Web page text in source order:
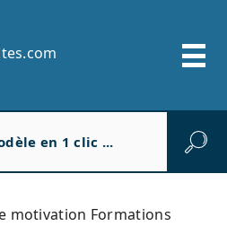
motivation Formations